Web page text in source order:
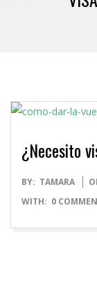
¿Necesito
2018-
12-
BY: TAMARA
WITH: 0